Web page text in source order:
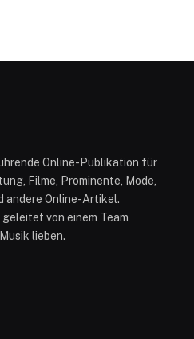
Online-Publikation für
Filme, Prominente, Mode,
andere Online-Artikel.
von einem Team
lieben.